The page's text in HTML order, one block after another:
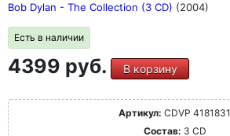
Bob Dylan - The Collection (3 CD) (2004)
Есть в наличии
4399 руб. В корзину
Артикул: CDVP 4181831
Состав: 3 CD